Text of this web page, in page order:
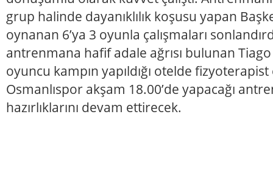
grup halinde dayanıklılık koşusu yapan
oynanan 6’ya 3 oyunla çalışmaları
antrenmana hafif adale ağrısı bulunan
oyuncu kampın yapıldığı otelde fizyoterapist
Osmanlıspor akşam 18.00’de yapacağı
hazırlıklarını devam ettirecek.